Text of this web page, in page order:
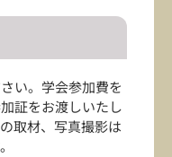
い。学会参加費を
証をお渡しいたし
取材、写真撮影は